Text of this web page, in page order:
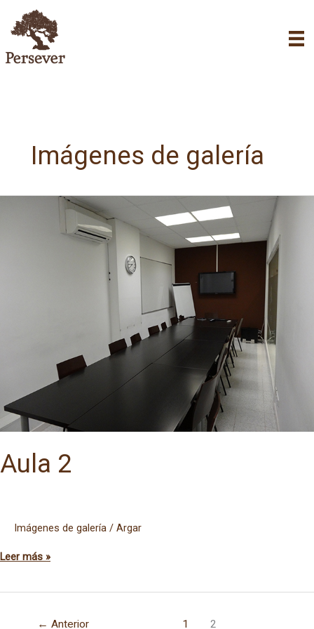
contenido
Imágenes de galería
Aula 2
Imágenes de galería / Argar
Aula
Leer más »
← Anterior 1 2